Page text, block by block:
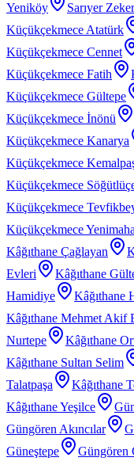
Yeniköy
Sarıyer
Küçükçekmece Atatürk
Küçükçekmece Cennet
Küçükçekmece Fatih
Küçükçekmece Gültepe
Küçükçekmece İnönü
Küçükçekmece Kanarya
Küçükçekmece
Küçükçekmece
Küçükçekmece
Küçükçekmece
Kâğıthane Çağlayan
Evleri
Kâğıthane
Hamidiye
Kâğıthane
Kâğıthane Mehmet Akif
Nurtepe
Kâğıthane
Kâğıthane Sultan Selim
Talatpaşa
Kâğıthane
Kâğıthane Yeşilce
Güngören Akıncılar
Güneştepe
Güngören